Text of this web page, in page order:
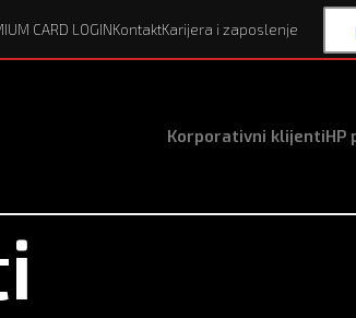
CARD LOGINKontaktKarijera i zaposlenje
Korporativni klijentiHP